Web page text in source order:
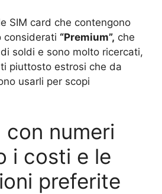
SIM card che contengono
considerati “Premium”, che
soldi e sono molto ricercati,
piuttosto estrosi che da
usarli per scopi
con numeri
i costi e le
preferite